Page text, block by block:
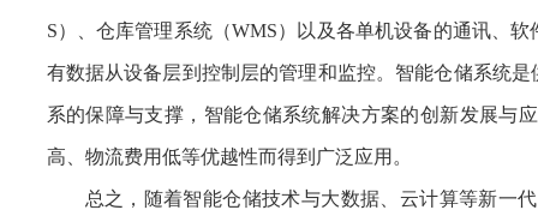
S）、仓库管理系统（WMS）以及各单机设备的通讯、
有数据从设备层到控制层的管理和监控。智能仓储系统
系的保障与支撑，智能仓储系统解决方案的创新发展与
高、物流费用低等优越性而得到广泛应用。
总之，随着智能仓储技术与大数据、云计算等新一